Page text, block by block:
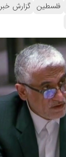
فلسطین گزارش خبر